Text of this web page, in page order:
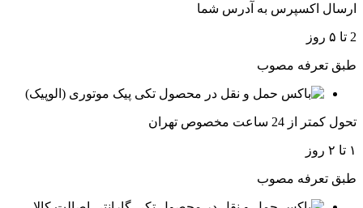
ارسال اکسپرس به آدرس شما
2 تا ۵ روز
طبق تعرفه مصوب
پیک موتوری (الوپیک)
تحول کمتر از 24 ساعت مخصوص تهران
۱ تا ۲ روز
طبق تعرفه مصوب